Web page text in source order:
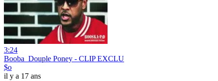
3:24
Booba_Douple Poney - CLIP EXCLU
$o
il y a 17 ans